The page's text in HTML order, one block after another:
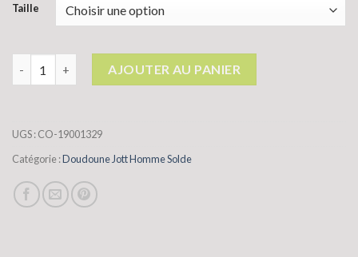
Taille
AJOUTER AU PANIER
UGS :CO-19001329
Catégorie :Doudoune Jott Homme Solde